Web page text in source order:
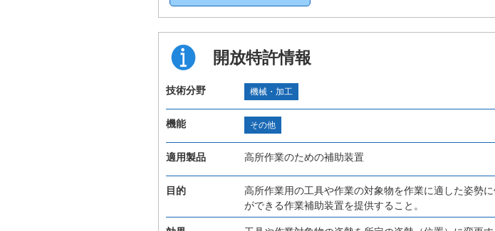
開放特許情報
技術分野 機械・加工
機能 その他
適用製品 高所作業のための補助装置
目的
高所作業用の工具や作業の対象物を作業に適した姿勢
ができる作業補助装置を提供すること。